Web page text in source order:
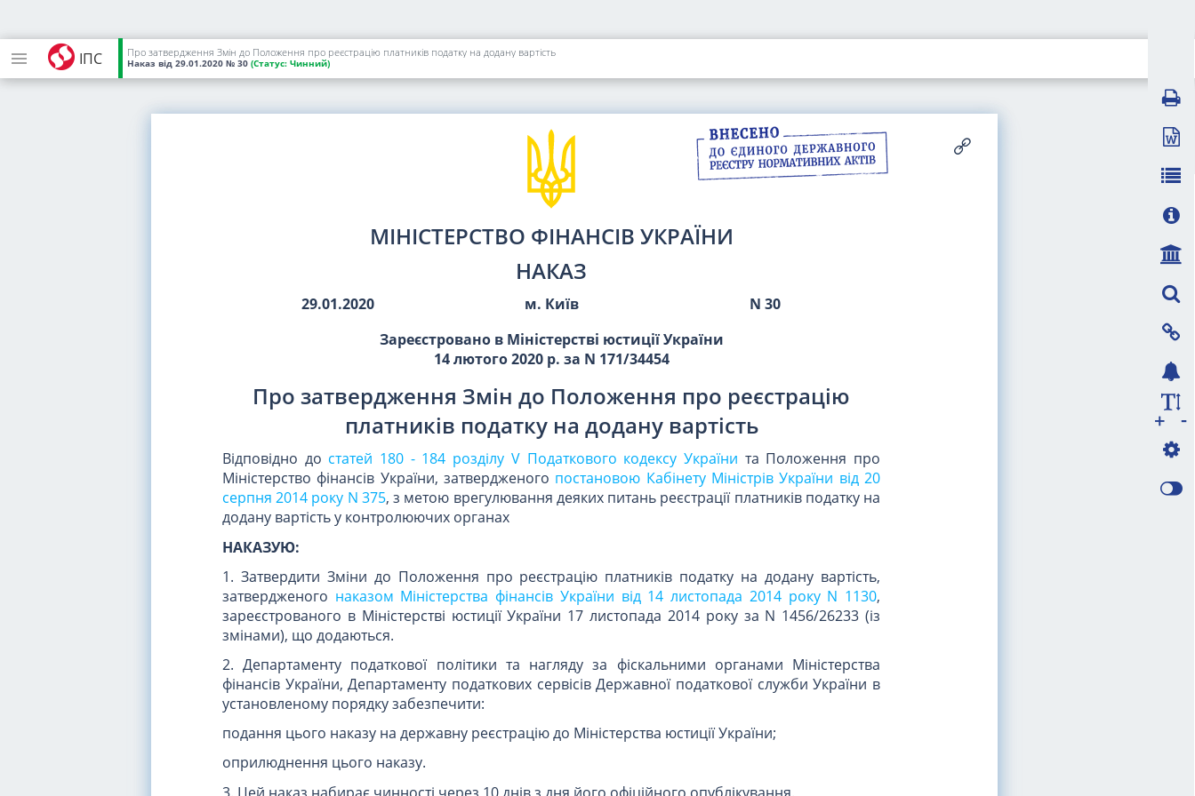
ІПС Про затвердження Змін до Положення про реєстрацію платників податку на додану вартість
Наказ від 29.01.2020 № 30 (Статус: Чинний)
МІНІСТЕРСТВО ФІНАНСІВ УКРАЇНИ
НАКАЗ
29.01.2020 м. Київ
N 30
Зареєстровано в Міністерстві юстиції України
14 лютого 2020 р. за N 171/34454
Про затвердження Змін до Положення про реєстрацію
платників податку на додану вартість
Відповідно до статей 180 - 184 розділу V Податкового кодексу України та Положення про
Міністерство фінансів України, затвердженого постановою Кабінету Міністрів України від 20
серпня 2014 року N 375, з метою врегулювання деяких питань реєстрації платників податку на
додану вартість у контролюючих органах
НАКАЗУЮ:
1. Затвердити Зміни до Положення про реєстрацію платників податку на додану вартість,
затвердженого наказом Міністерства фінансів України від 14 листопада 2014 року N 1130,
зареєстрованого в Міністерстві юстиції України 17 листопада 2014 року за N 1456/26233 (із
змінами), що додаються.
2. Департаменту податкової політики та нагляду за фіскальними органами Міністерства
фінансів України, Департаменту податкових сервісів Державної податкової служби України в
установленому порядку забезпечити:
подання цього наказу на державну реєстрацію до Міністерства юстиції України;
оприлюднення цього наказу.
3. Цей наказ набирає чинності через 10 днів з дня його офіційного опублікування.
-
+